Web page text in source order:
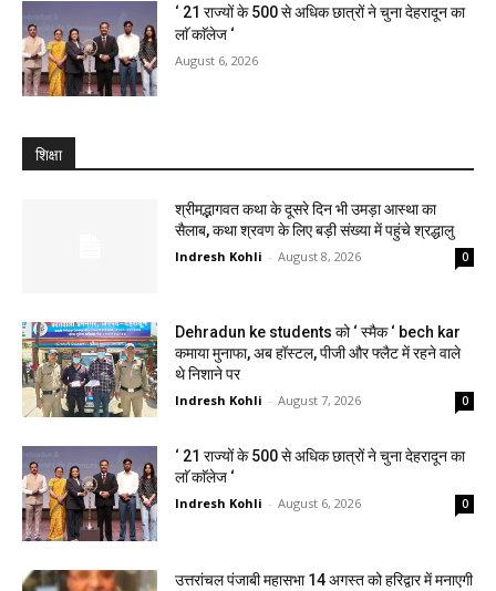
‘ 21 राज्यों के 500 से अधिक छात्रों ने चुना देहरादून का
लाॅ काॅलेज ‘
August 6, 2026
शिक्षा
श्रीमद्भागवत कथा के दूसरे दिन भी उमड़ा आस्था का
सैलाब, कथा श्रवण के लिए बड़ी संख्या में पहुंचे श्रद्धालु
Indresh Kohli - August 8, 2026 0
Dehradun ke students को ‘ स्मैक ‘ bech kar
कमाया मुनाफा, अब हॉस्टल, पीजी और फ्लैट में रहने वाले
थे निशाने पर
Indresh Kohli - August 7, 2026 0
‘ 21 राज्यों के 500 से अधिक छात्रों ने चुना देहरादून का
लाॅ काॅलेज ‘
Indresh Kohli - August 6, 2026 0
उत्तरांचल पंजाबी महासभा 14 अगस्त को हरिद्वार में मनाएगी